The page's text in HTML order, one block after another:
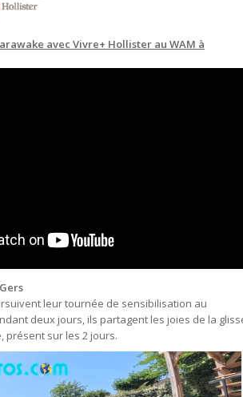
avec Vivre+ Hollister au WAM à
leur tournée de sensibilisation au
deux jours, ils partagent les joies de la
présent sur les 2 jours.